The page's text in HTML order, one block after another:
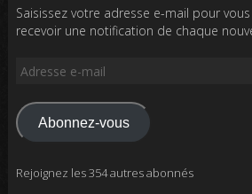
Saisissez votre adresse e-mail pour
recevoir une notification de chaque
Adresse
mail
Abonnez-vous
Rejoignez les 354 autres abonnés